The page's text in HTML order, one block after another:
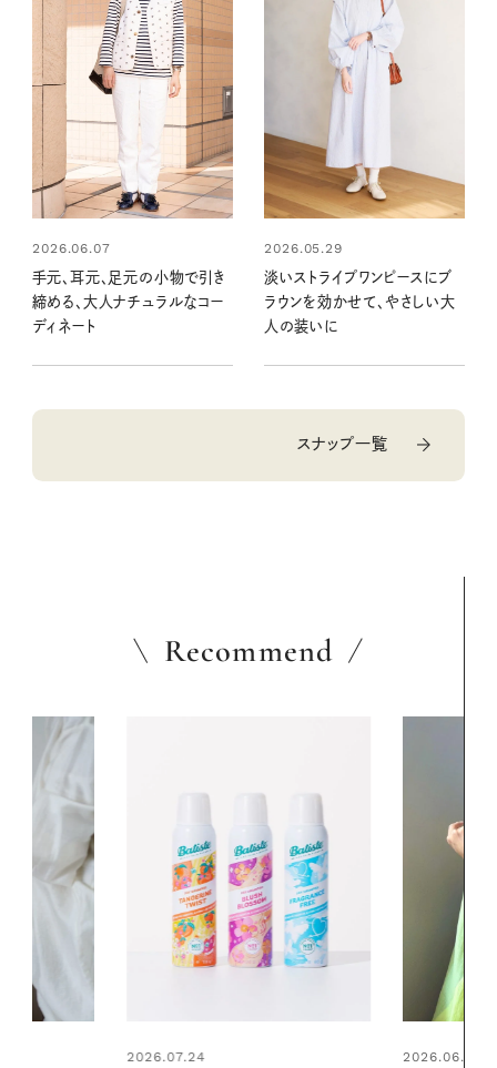
2026.06.07
手元、耳元、足元の小物で引き
締める、大人ナチュラルなコー
ディネート
2026.05.29
淡いストライプワンピースにブ
ラウンを効かせて、やさしい大
人の装いに
スナップ一覧
Recommend
2026.06.01 2026.06.01